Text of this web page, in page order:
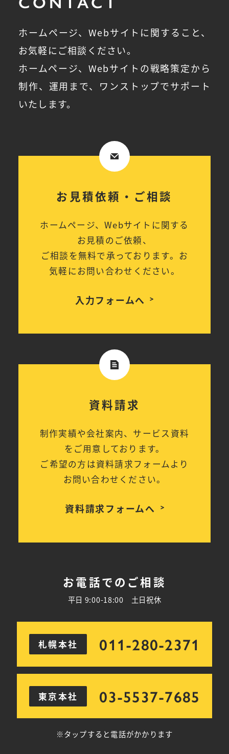
ホームページ、Webサイトに関すること、
お気軽にご相談ください。
ホームページ、Webサイトの戦略策定から
制作、運用まで、ワンストップでサポート
いたします。
お見積依頼・ご相談
ホームページ、Webサイトに関する
お見積のご依頼、
ご相談を無料で承っております。お
気軽にお問い合わせください。
入力フォームへ
資料請求
制作実績や会社案内、サービス資料
をご用意しております。
ご希望の方は資料請求フォームより
お問い合わせください。
資料請求フォームへ
お電話でのご相談
平日 9:00-18:00 土日祝休
札幌本社 011-280-2371
東京本社 03-5537-7685
※タップすると電話がかかります